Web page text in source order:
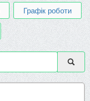
Графік роботи